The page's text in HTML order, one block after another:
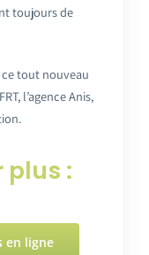
toujours de
tout nouveau
l’agence Anis,
plus :
en ligne